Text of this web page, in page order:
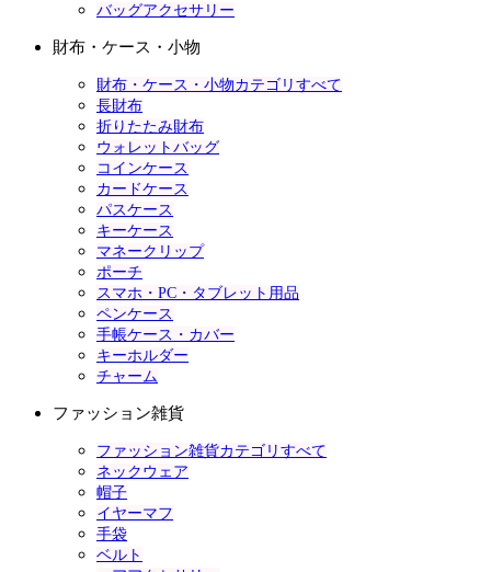
バッグアクセサリー
財布・ケース・小物
財布・ケース・小物カテゴリすべて
長財布
折りたたみ財布
ウォレットバッグ
コインケース
カードケース
パスケース
キーケース
マネークリップ
ポーチ
スマホ・PC・タブレット用品
ペンケース
手帳ケース・カバー
キーホルダー
チャーム
ファッション雑貨
ファッション雑貨カテゴリすべて
ネックウェア
帽子
イヤーマフ
手袋
ベルト